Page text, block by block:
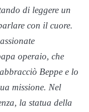
di leggere un
con il cuore.
operaio, che
Beppe e lo
missione. Nel
la statua della